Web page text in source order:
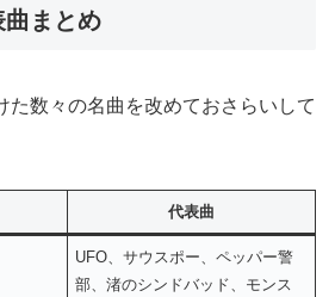
まとめ
た数々の名曲を改めておさらいして
代表曲
UFO、サウスポー、ペッパー警
部、渚のシンドバッド、モンス